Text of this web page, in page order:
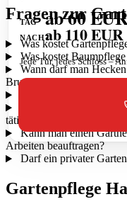
TAG ab 60
NACHTab 110 EUR
Jede Tür, jedes Schloss –
Fragen zur
Was kostet
Was kostet
Wann darf man
Brut- und Setzzeit?
In welchen Hamburger
tätig?
Kann man einen
Arbeiten beauftragen?
Darf ein privater
Gartenpflege